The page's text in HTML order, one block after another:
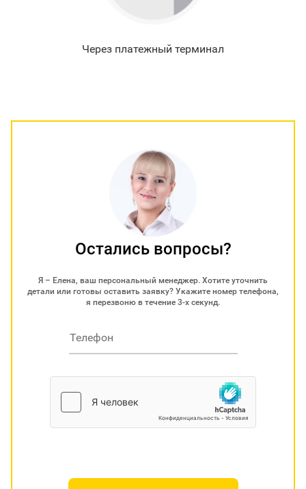
Через платежный терминал
Остались вопросы?
Я – Елена, ваш персональный менеджер. Хотите уточнить
детали или готовы оставить заявку? Укажите номер телефона,
я перезвоню в течение 3-х секунд.